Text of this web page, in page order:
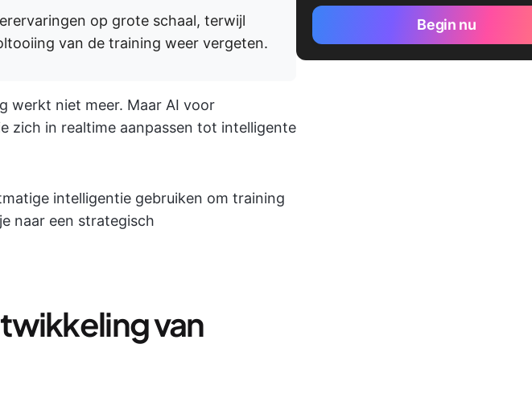
op grote schaal, terwijl
van de training weer vergeten.
werkt niet meer. Maar AI voor
zich in realtime aanpassen tot intelligente
intelligentie gebruiken om training
naar een strategisch
van
Begin nu